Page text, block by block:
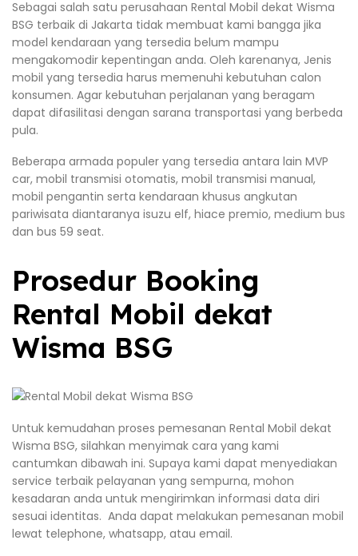
Sebagai salah satu perusahaan Rental Mobil dekat Wisma
BSG terbaik di Jakarta tidak membuat kami bangga jika
model kendaraan yang tersedia belum mampu
mengakomodir kepentingan anda. Oleh karenanya, Jenis
mobil yang tersedia harus memenuhi kebutuhan calon
konsumen. Agar kebutuhan perjalanan yang beragam
dapat difasilitasi dengan sarana transportasi yang berbeda
pula.
Beberapa armada populer yang tersedia antara lain MVP
car, mobil transmisi otomatis, mobil transmisi manual,
mobil pengantin serta kendaraan khusus angkutan
pariwisata diantaranya isuzu elf, hiace premio, medium bus
dan bus 59 seat.
Prosedur Booking
Rental Mobil dekat
Wisma BSG
Untuk kemudahan proses pemesanan Rental Mobil dekat
Wisma BSG, silahkan menyimak cara yang kami
cantumkan dibawah ini. Supaya kami dapat menyediakan
service terbaik pelayanan yang sempurna, mohon
kesadaran anda untuk mengirimkan informasi data diri
sesuai identitas. Anda dapat melakukan pemesanan mobil
lewat telephone, whatsapp, atau email.